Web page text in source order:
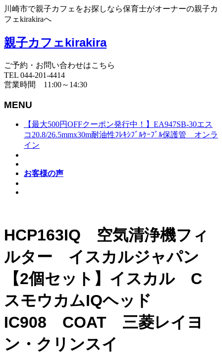
川崎市で親子カフェをお探しなら保育士がオーナーの親子カ
フェkirakiraへ
親子カフェkirakira
ご予約・お問い合わせはこちら
TEL 044-201-4414
営業時間 11:00～14:30
MENU
【最大500円OFFクーポン発行中！】EA947SB-30エス
コ20.8/26.5mmx30m耐油性ﾌﾚｷｼﾌﾞﾙｹｰﾌﾞﾙ保護管 オンラ
イン
お客様の声
HCP163IQ 空気清浄機フィ
ルター イスカルジャパン
【2個セット】イスカル C
スモウカムIQヘッド
IC908 COAT 三菱レイヨ
ン・クリンスイ